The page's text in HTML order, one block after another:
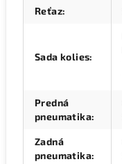
Reťaz:
Sada kolies:
Predná
pneumatika:
Zadná
pneumatika: